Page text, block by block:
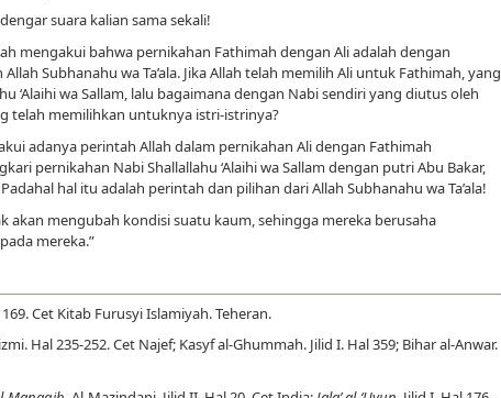
suara kalian sama sekali!
mengakui bahwa pernikahan Fathimah dengan Ali adalah dengan
Subhanahu wa Ta’ala. Jika Allah telah memilih Ali untuk Fathimah, yang
‘Alaihi wa Sallam, lalu bagaimana dengan Nabi sendiri yang diutus oleh
telah memilihkan untuknya istri-istrinya?
adanya perintah Allah dalam pernikahan Ali dengan Fathimah
pernikahan Nabi Shallallahu ‘Alaihi wa Sallam dengan putri Abu Bakar,
hal itu adalah perintah dan pilihan dari Allah Subhanahu wa Ta’ala!
akan mengubah kondisi suatu kaum, sehingga mereka berusaha
mereka.”
169. Cet Kitab Furusyi Islamiyah. Teheran.
Hal 235-252. Cet Najef; Kasyf al-Ghummah. Jilid I. Hal 359; Bihar al-Anwar.